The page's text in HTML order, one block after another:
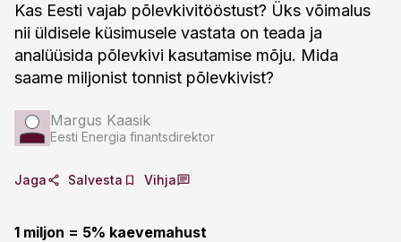
Kas Eesti vajab põlevkivitööstust? Üks võimalus
nii üldisele küsimusele vastata on teada ja
analüüsida põlevkivi kasutamise mõju. Mida
saame miljonist tonnist põlevkivist?
Margus Kaasik
Eesti Energia finantsdirektor
Jaga Salvesta Vihja
1 miljon = 5% kaevemahust